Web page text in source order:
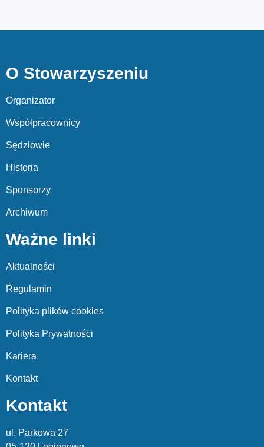
O Stowarzyszeniu
Organizator
Współpracownicy
Sędziowie
Historia
Sponsorzy
Archiwum
Ważne linki
Aktualności
Regulamin
Polityka plików cookies
Polityka Prywatności
Kariera
Kontakt
Kontakt
ul. Parkowa 27